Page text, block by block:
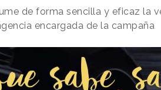
de forma sencilla y eficaz
encargada de la campaña